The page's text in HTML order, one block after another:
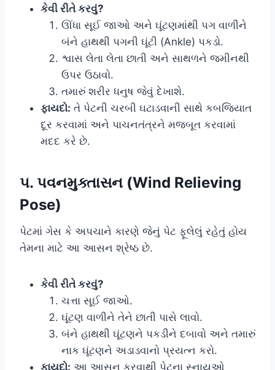
કેવી રીતે કરવું?
ઊંધા સૂઈ જાઓ અને ઘૂંટણમાંથી પગ વાળીને
બંને હાથથી પગની ઘૂંટી (Ankle) પકડો.
શ્વાસ લેતા લેતા છાતી અને સાથળને જમીનથી
ઉપર ઉઠાવો.
તમારું શરીર ધનુષ જેવું દેખાશે.
ફાયદો: તે પેટની ચરબી ઘટાડવાની સાથે કબજિયાત
દૂર કરવામાં અને પાચનતંત્રને મજબૂત કરવામાં
મદદ કરે છે.
૫. પવનમુક્તાસન (Wind Relieving
Pose)
પેટમાં ગેસ કે અપચાને કારણે જેનું પેટ ફૂલેલું રહેતું હોય
તેમના માટે આ આસન શ્રેષ્ઠ છે.
કેવી રીતે કરવું?
ચત્તા સૂઈ જાઓ.
ઘૂંટણ વાળીને તેને છાતી પાસે લાવો.
બંને હાથથી ઘૂંટણને પકડીને દબાવો અને તમારું
નાક ઘૂંટણને અડાડવાનો પ્રયત્ન કરો.
ફાયદો: આ આસન કરવાથી પેટના સ્નાયુઓ